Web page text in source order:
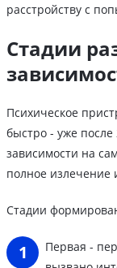
расстройству с
Стадии
Психическое
быстро - уже
зависимости на
полное излечение
Стадии
Первая -